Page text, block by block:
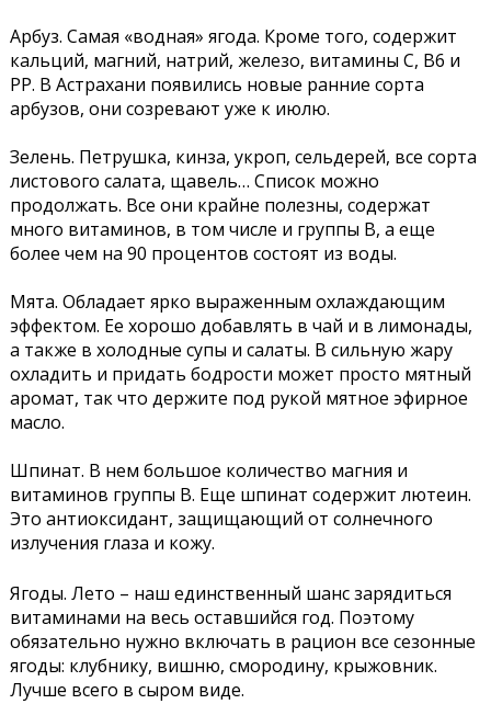
Арбуз. Самая «водная» ягода. Кроме того, содержит
кальций, магний, натрий, железо, витамины С, B6 и
PP. В Астрахани появились новые ранние сорта
арбузов, они созревают уже к июлю.
Зелень. Петрушка, кинза, укроп, сельдерей, все сорта
листового салата, щавель… Список можно
продолжать. Все они крайне полезны, содержат
много витаминов, в том числе и группы B, а еще
более чем на 90 процентов состоят из воды.
Мята. Обладает ярко выраженным охлаждающим
эффектом. Ее хорошо добавлять в чай и в лимонады,
а также в холодные супы и салаты. В сильную жару
охладить и придать бодрости может просто мятный
аромат, так что держите под рукой мятное эфирное
масло.
Шпинат. В нем большое количество магния и
витаминов группы B. Еще шпинат содержит лютеин.
Это антиоксидант, защищающий от солнечного
излучения глаза и кожу.
Ягоды. Лето – наш единственный шанс зарядиться
витаминами на весь оставшийся год. Поэтому
обязательно нужно включать в рацион все сезонные
ягоды: клубнику, вишню, смородину, крыжовник.
Лучше всего в сыром виде.